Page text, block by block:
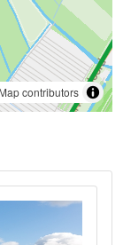
contributors